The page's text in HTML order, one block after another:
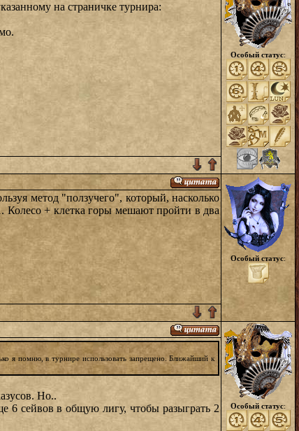
на страничке турнира:
Особый статус:
метод "ползучего", который, насколько
Колесо + клетка горы мешают пройти в два
Особый статус:
я помню, в турнире использовать запрещено. Ближайший к
Но..
6 сейвов в общую лигу, чтобы разыграть 2
Особый статус: